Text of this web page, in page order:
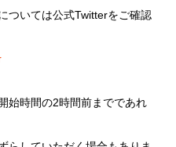
ついては公式Twitterをご確認
始時間の2時間前までであれ